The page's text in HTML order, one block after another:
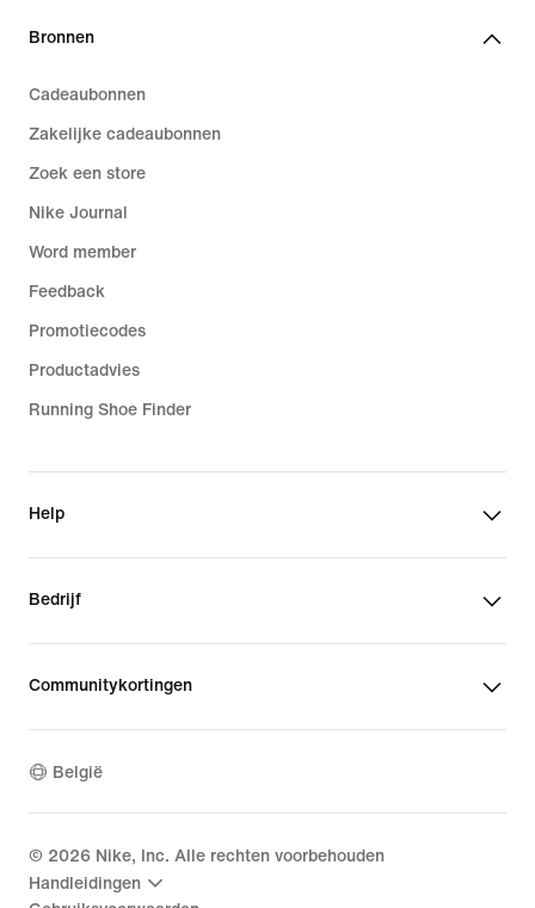
Bronnen
Cadeaubonnen
Zakelijke cadeaubonnen
Zoek een store
Nike Journal
Word member
Feedback
Promotiecodes
Productadvies
Running Shoe Finder
Help
Bedrijf
Communitykortingen
België
© 2026 Nike, Inc. Alle rechten voorbehouden
Handleidingen